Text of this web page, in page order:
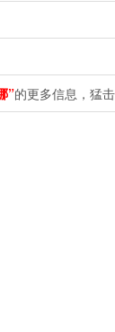
”的更多信息，猛